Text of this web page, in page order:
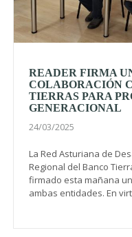
READER FIRMA
COLABORACIÓN
TIERRAS PARA
GENERACIONAL
24/03/2025
La Red Asturiana de
Regional del Banco
firmado esta mañana
ambas entidades. En